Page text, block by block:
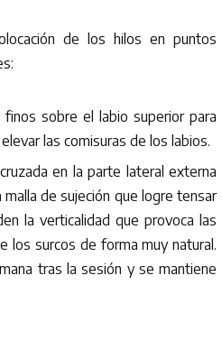
de los hilos en puntos
sobre el labio superior para
las comisuras de los labios.
en la parte lateral externa
de sujeción que logre tensar
la verticalidad que provoca las
los surcos de forma muy natural.
tras la sesión y se mantiene